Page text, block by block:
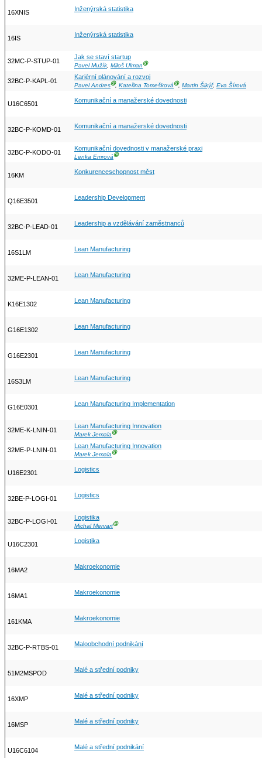
16XNIS Inženýrská statistika
16IS Inženýrská statistika
32MC-P-STUP-01
Jak se staví startup
Pavel Mužík, Miloš UlmanⒼ
32BC-P-KAPL-01
Kariérní plánování a rozvoj
Pavel AndresⒼ, Kateřina TomeškováⒼ, Martin Šikýř, Eva Šírová
U16C6501 Komunikační a manažerské dovednosti
32BC-P-KOMD-01 Komunikační a manažerské dovednosti
32BC-P-KODO-01
Komunikační dovednosti v manažerské praxi
Lenka EmrováⒼ
16KM Konkurenceschopnost měst
Q16E3501 Leadership Development
32BC-P-LEAD-01 Leadership a vzdělávání zaměstnanců
16S1LM Lean Manufacturing
32ME-P-LEAN-01 Lean Manufacturing
K16E1302 Lean Manufacturing
G16E1302 Lean Manufacturing
G16E2301 Lean Manufacturing
16S3LM Lean Manufacturing
G16E0301 Lean Manufacturing Implementation
32ME-K-LNIN-01
Lean Manufacturing Innovation
Marek JemalaⒼ
32ME-P-LNIN-01
Lean Manufacturing Innovation
Marek JemalaⒼ
U16E2301 Logistics
32BE-P-LOGI-01 Logistics
32BC-P-LOGI-01
Logistika
Michal MervartⒼ
U16C2301 Logistika
16MA2 Makroekonomie
16MA1 Makroekonomie
161KMA Makroekonomie
32BC-P-RTBS-01 Maloobchodní podnikání
51M2MSPOD Malé a střední podniky
16XMP Malé a střední podniky
16MSP Malé a střední podniky
U16C6104 Malé a střední podnikání